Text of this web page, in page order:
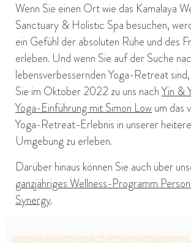
Wenn Sie einen Ort wie das Kamalaya
Sanctuary & Holistic Spa besuchen,
ein Gefühl der absoluten Ruhe und des
erleben. Und wenn Sie auf der Suche
lebensverbessernden Yoga-Retreat
Sie im Oktober 2022 zu uns nachYin &
Yoga-Einführung mit Simon Lowum das
Yoga-Retreat-Erlebnis in unserer
Umgebung zu erleben.
Darüber hinaus können Sie auch über
ganzjähriges Wellness-Programm
Synergy.